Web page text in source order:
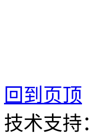
回到页顶
技术支持：